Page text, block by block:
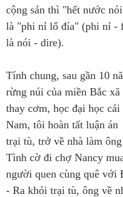
cộng sản thì "hết nước
là "phi nỉ lổ đía" (phi nỉ -
là nói - dire).
Tính chung, sau gần 10
rừng núi của miền Bắc xã
thay cơm, học đại học
Nam, tôi hoàn tất luận
trại tù, trở về nhà làm
Tình cờ đi chợ Nancy
người quen cùng quê với
- Ra khỏi trại tù, ông về